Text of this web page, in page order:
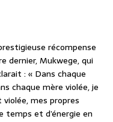
récompense
dernier, Mukwege, qui
: « Dans chaque
chaque mère violée, je
mes propres
temps et d’énergie en